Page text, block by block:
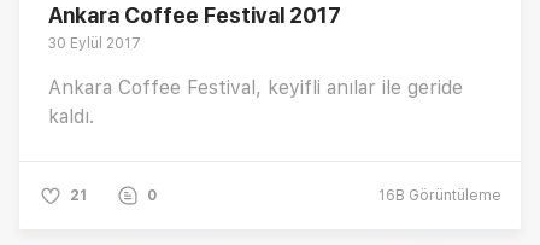
Ankara Coffee Festival 2017
30 Eylül 2017
Ankara Coffee Festival, keyifli anılar ile geride
kaldı.
21 0 16B Görüntüleme